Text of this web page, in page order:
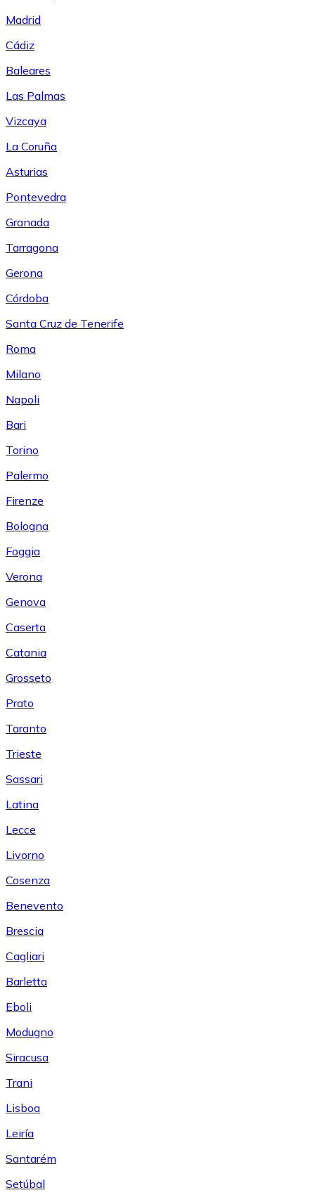
Madrid
Cádiz
Baleares
Las Palmas
Vizcaya
La Coruña
Asturias
Pontevedra
Granada
Tarragona
Gerona
Córdoba
Santa Cruz de Tenerife
Roma
Milano
Napoli
Bari
Torino
Palermo
Firenze
Bologna
Foggia
Verona
Genova
Caserta
Catania
Grosseto
Prato
Taranto
Trieste
Sassari
Latina
Lecce
Livorno
Cosenza
Benevento
Brescia
Cagliari
Barletta
Eboli
Modugno
Siracusa
Trani
Lisboa
Leiría
Santarém
Setúbal